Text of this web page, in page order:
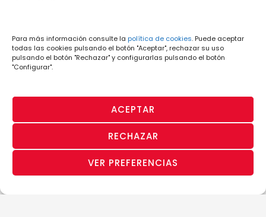
Para más información consulte la política de cookies. Puede aceptar
todas las cookies pulsando el botón "Aceptar", rechazar su uso
pulsando el botón "Rechazar" y configurarlas pulsando el botón
"Configurar".
ACEPTAR
RECHAZAR
VER PREFERENCIAS